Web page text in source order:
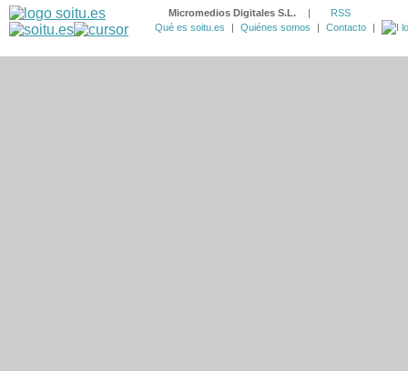
Micromedios Digitales S.L. |
RSS
Qué es soitu.es
| Quiénes somos | Contacto |